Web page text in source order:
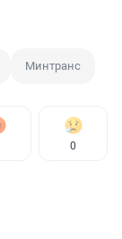
Минтранс
0